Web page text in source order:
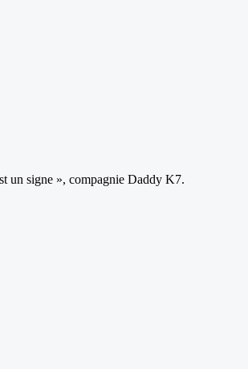
un signe », compagnie Daddy K7.